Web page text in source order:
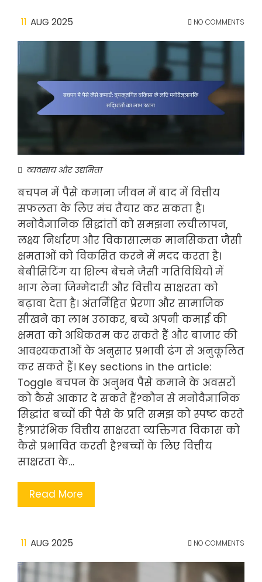
11 AUG 2025 NO COMMENTS
व्यवसाय और उद्यमिता
बचपन में पैसे कमाना जीवन में बाद में वित्तीय
सफलता के लिए मंच तैयार कर सकता है।
मनोवैज्ञानिक सिद्धांतों को समझना लचीलापन,
लक्ष्य निर्धारण और विकासात्मक मानसिकता जैसी
क्षमताओं को विकसित करने में मदद करता है।
बेबीसिटिंग या शिल्प बेचने जैसी गतिविधियों में
भाग लेना जिम्मेदारी और वित्तीय साक्षरता को
बढ़ावा देता है। अंतर्निहित प्रेरणा और सामाजिक
सीखने का लाभ उठाकर, बच्चे अपनी कमाई की
क्षमता को अधिकतम कर सकते हैं और बाजार की
आवश्यकताओं के अनुसार प्रभावी ढंग से अनुकूलित
कर सकते हैं। Key sections in the article:
Toggle बचपन के अनुभव पैसे कमाने के अवसरों
को कैसे आकार दे सकते हैं?कौन से मनोवैज्ञानिक
सिद्धांत बच्चों की पैसे के प्रति समझ को स्पष्ट करते
हैं?प्रारंभिक वित्तीय साक्षरता व्यक्तिगत विकास को
कैसे प्रभावित करती है?बच्चों के लिए वित्तीय
साक्षरता के…
Read More
11 AUG 2025 NO COMMENTS